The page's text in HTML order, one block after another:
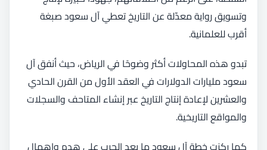
وتسويق رواية معدّلة عن التاريخ تعطي آل سعود صبغة
أقرب للعلمانية.
تبدو هذه المحاولات أكثر وضوحًا في الرياض، حيث أنفق آل
سعود مليارات الدولارات في العقد الأول من القرن الحادي
والعشرين لإعادة إنتاج التاريخ عبر إنشاء المتاحف والسجلات
والمواقع التاريخية.
كما ركزت خطة آل سعود ما بعد الحرب على هدم وإهمال